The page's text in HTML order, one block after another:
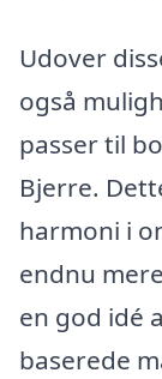
Udover
også
passer til
Bjerre.
harmoni i
endnu
en god idé
baserede